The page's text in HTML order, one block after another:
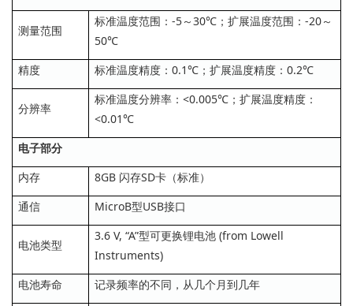
测量范围
标准温度范围：-5～30℃；扩展温度范围：-20～
50℃
精度
标准温度精度：0.1℃；扩展温度精度：0.2℃
分辨率
标准温度分辨率：<0.005℃；扩展温度精度：
<0.01℃
电子部分
内存
8GB 闪存SD卡（标准）
通信
MicroB型USB接口
电池类型
3.6 V, “A”型可更换锂电池 (from Lowell
Instruments)
电池寿命
记录频率的不同，从几个月到几年